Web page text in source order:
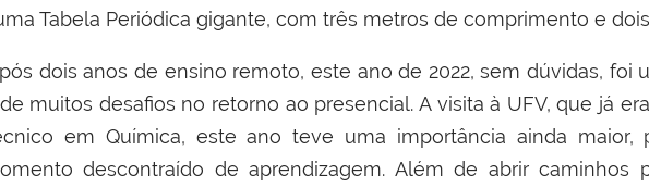
Tabela Periódica gigante, com três metros de comprimento e
dois anos de ensino remoto, este ano de 2022, sem dúvidas, foi
muitos desafios no retorno ao presencial. A visita à UFV, que já
em Química, este ano teve uma importância ainda maior,
descontraído de aprendizagem. Além de abrir caminhos